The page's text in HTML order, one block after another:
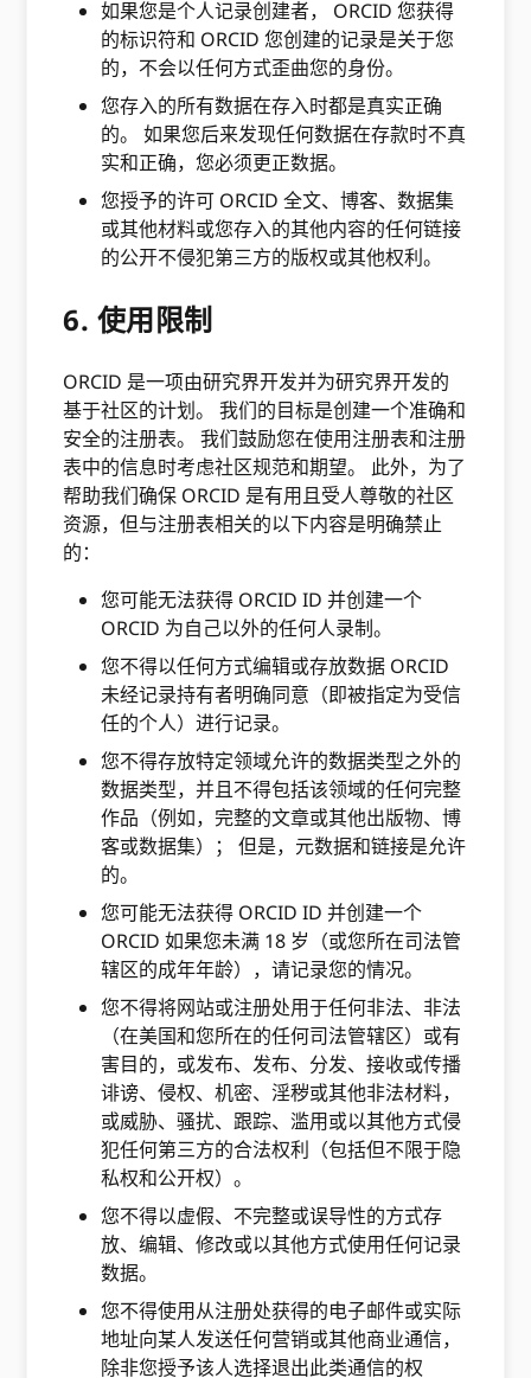
如果您是个人记录创建者， ORCID 您获得
的标识符和 ORCID 您创建的记录是关于您
的，不会以任何方式歪曲您的身份。
您存入的所有数据在存入时都是真实正确
的。 如果您后来发现任何数据在存款时不真
实和正确，您必须更正数据。
您授予的许可 ORCID 全文、博客、数据集
或其他材料或您存入的其他内容的任何链接
的公开不侵犯第三方的版权或其他权利。
6. 使用限制
ORCID 是一项由研究界开发并为研究界开发的
基于社区的计划。 我们的目标是创建一个准确和
安全的注册表。 我们鼓励您在使用注册表和注册
表中的信息时考虑社区规范和期望。 此外，为了
帮助我们确保 ORCID 是有用且受人尊敬的社区
资源，但与注册表相关的以下内容是明确禁止
的：
您可能无法获得 ORCID ID 并创建一个
ORCID 为自己以外的任何人录制。
您不得以任何方式编辑或存放数据 ORCID
未经记录持有者明确同意（即被指定为受信
任的个人）进行记录。
您不得存放特定领域允许的数据类型之外的
数据类型，并且不得包括该领域的任何完整
作品（例如，完整的文章或其他出版物、博
客或数据集）； 但是，元数据和链接是允许
的。
您可能无法获得 ORCID ID 并创建一个
ORCID 如果您未满 18 岁（或您所在司法管
辖区的成年年龄），请记录您的情况。
您不得将网站或注册处用于任何非法、非法
（在美国和您所在的任何司法管辖区）或有
害目的，或发布、发布、分发、接收或传播
诽谤、侵权、机密、淫秽或其他非法材料，
或威胁、骚扰、跟踪、滥用或以其他方式侵
犯任何第三方的合法权利（包括但不限于隐
私权和公开权）。
您不得以虚假、不完整或误导性的方式存
放、编辑、修改或以其他方式使用任何记录
数据。
您不得使用从注册处获得的电子邮件或实际
地址向某人发送任何营销或其他商业通信，
除非您授予该人选择退出此类通信的权